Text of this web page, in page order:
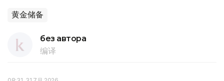
黄金储备
без автора
编译